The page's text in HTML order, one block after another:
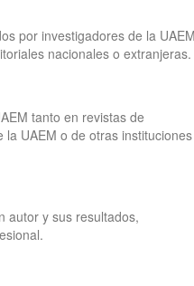
por investigadores de la UAEM
nacionales o extranjeras.
tanto en revistas de
UAEM o de otras instituciones
autor y sus resultados,